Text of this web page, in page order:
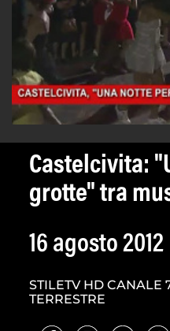
Castelcivita:
grotte" tra
16 agosto 2012
STILETV HD CANALE
TERRESTRE